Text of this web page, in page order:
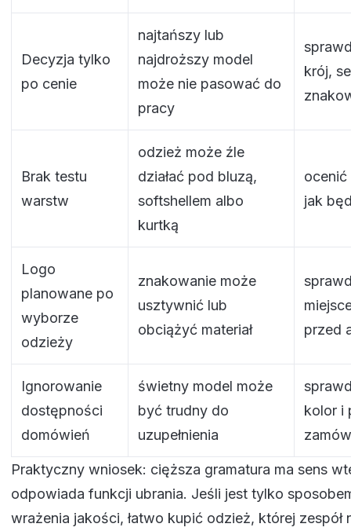
Decyzja tylko
po cenie
najtańszy lub
najdroższy model
może nie pasować do
pracy
krój,
Brak testu
warstw
odzież może źle
działać pod bluzą,
softshellem albo
kurtką
jak
Logo
planowane po
wyborze
odzieży
znakowanie może
usztywnić lub
obciążyć materiał
przed
Ignorowanie
dostępności
domówień
świetny model może
być trudny do
uzupełnienia
kolor i
Praktyczny wniosek: cięższa gramatura ma sens
odpowiada funkcji ubrania. Jeśli jest tylko
wrażenia jakości, łatwo kupić odzież, której zespół